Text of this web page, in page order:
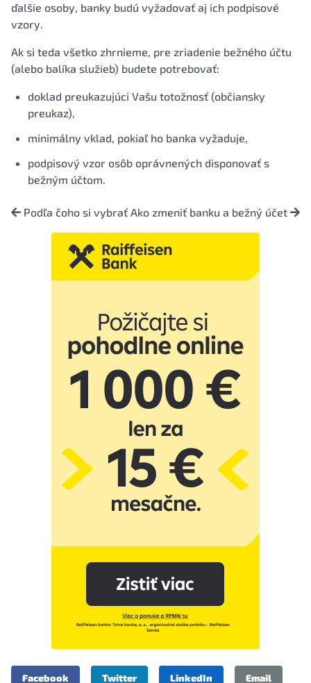
ďalšie osoby, banky budú vyžadovať aj ich podpisové
vzory.
Ak si teda všetko zhrnieme, pre zriadenie bežného účtu
(alebo balíka služieb) budete potrebovať:
doklad preukazujúci Vašu totožnosť (občiansky
preukaz),
minimálny vklad, pokiaľ ho banka vyžaduje,
podpisový vzor osôb oprávnených disponovať s
bežným účtom.
Podľa čoho si vybrať Ako zmeniť banku a bežný účet
Facebook Twitter LinkedIn Email